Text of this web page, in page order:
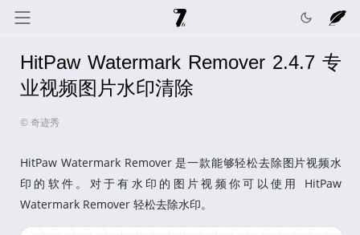
奇迹秀 关于我 记录线
色彩库
HitPaw Watermark Remover 2.4.7 专
业视频图片水印清除
© 奇迹秀
HitPaw Watermark Remover 是一款能够轻松去除图片视频水
印的软件。对于有水印的图片视频你可以使用 HitPaw
Watermark Remover 轻松去除水印。